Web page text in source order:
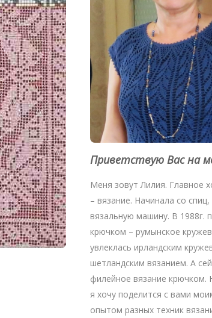
Приветствую Вас на
Меня зовут Лилия. Главное
– вязание. Начинала со
вязальную машину. В 1988г.
крючком – румынское
увлеклась ирландским
шетландским вязанием. А
филейное вязание крючком.
я хочу поделится с вами
опытом разных техник